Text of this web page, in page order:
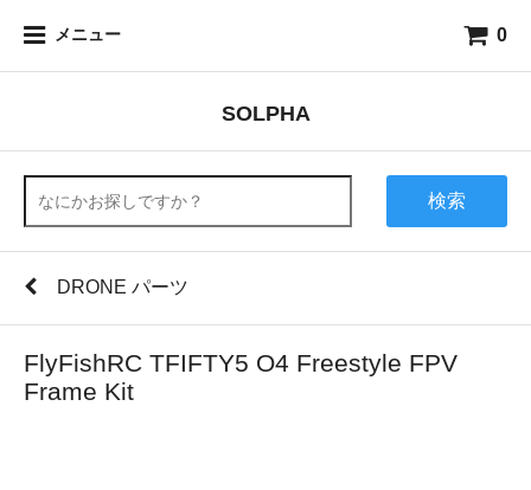
メニュー 0
SOLPHA
検索
DRONE パーツ
FlyFishRC TFIFTY5 O4 Freestyle FPV
Frame Kit